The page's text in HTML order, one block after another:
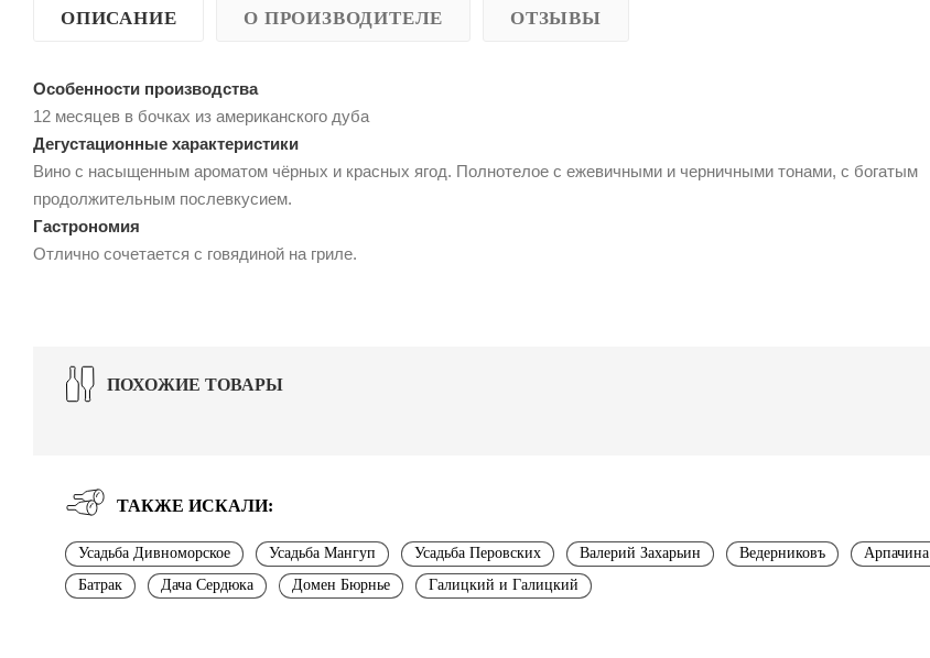
ОПИСАНИЕ О ПРОИЗВОДИТЕЛЕ ОТЗЫВЫ
Особенности производства
12 месяцев в бочках из американского дуба
Дегустационные характеристики
Вино с насыщенным ароматом чёрных и красных ягод. Полнотелое с ежевичными и черничными тонами, с богатым
продолжительным послевкусием.
Гастрономия
Отлично сочетается с говядиной на гриле.
ПОХОЖИЕ ТОВАРЫ
ТАКЖЕ ИСКАЛИ:
Усадьба Дивноморское Усадьба Мангуп Усадьба Перовских Валерий Захарьин Ведерниковъ
Арпачина
Батрак
Дача Сердюка Домен Бюрнье Галицкий и Галицкий